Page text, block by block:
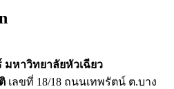
หาวิทยาลัยหัวเฉียว
เลขที่ 18/18 ถนนเทพรัตน์ ต.บาง